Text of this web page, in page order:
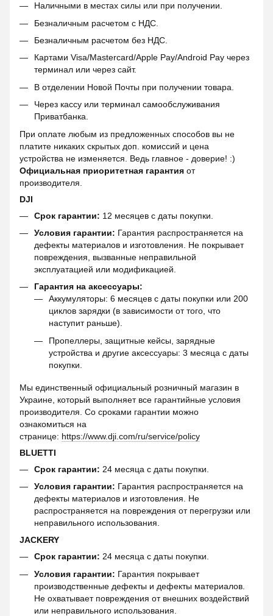
Наличными в местах силы или при получении.
Безналичным расчетом с НДС.
Безналичным расчетом без НДС.
Картами Visa/Mastercard/Apple Pay/Android Pay через
терминал или через сайт.
В отделении Новой Почты при получении товара.
Через кассу или терминал самообслуживания
Приватбанка.
При оплате любым из предложенных способов вы не
платите никаких скрытых доп. комиссий и цена
устройства не изменяется. Ведь главное - доверие! :)
Официальная приоритетная гарантия от
производителя.
DJI
Срок гарантии: 12 месяцев с даты покупки.
Условия гарантии: Гарантия распространяется на
дефекты материалов и изготовления. Не покрывает
повреждения, вызванные неправильной
эксплуатацией или модификацией.
Гарантия на аксессуары:
Аккумуляторы: 6 месяцев с даты покупки или 200
циклов зарядки (в зависимости от того, что
наступит раньше).
Пропеллеры, защитные кейсы, зарядные
устройства и другие аксессуары: 3 месяца с даты
покупки.
Мы единственный официальный розничный магазин в
Украине, который выполняет все гарантийные условия
производителя. Со сроками гарантии можно
ознакомиться на
странице: https://www.dji.com/ru/service/policy
BLUETTI
Срок гарантии: 24 месяца с даты покупки.
Условия гарантии: Гарантия распространяется на
дефекты материалов и изготовления. Не
распространяется на повреждения от перегрузки или
неправильного использования.
JACKERY
Срок гарантии: 24 месяца с даты покупки.
Условия гарантии: Гарантия покрывает
производственные дефекты и дефекты материалов.
Не охватывает повреждения от внешних воздействий
или неправильного использования.